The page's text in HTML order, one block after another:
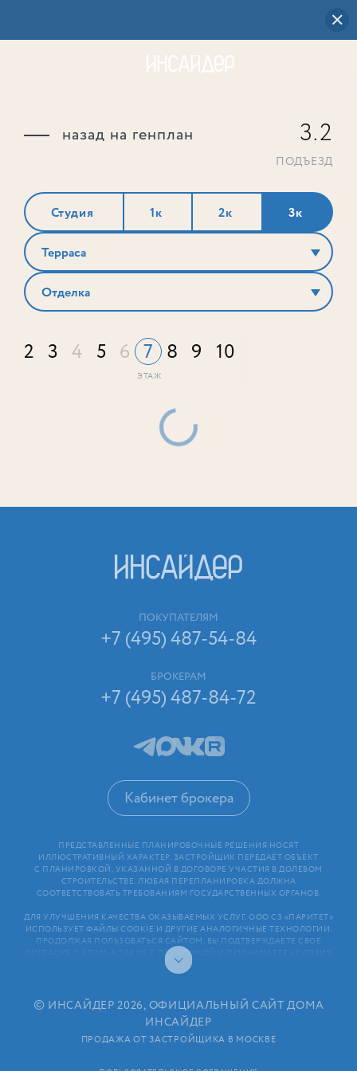
назад на генплан 3.2
ПОДЪЕЗД
Студия 1к 2к 3к
Терраса
Отделка
2 3 4 5 6 7 8 9 10
ПОКУПАТЕЛЯМ
+7 (495) 487-54-84
БРОКЕРАМ
+7 (495) 487-84-72
Кабинет брокера
ПРЕДСТАВЛЕННЫЕ ПЛАНИРОВОЧНЫЕ РЕШЕНИЯ НОСЯТ
ИЛЛЮСТРАТИВНЫЙ ХАРАКТЕР. ЗАСТРОЙЩИК ПЕРЕДАЁТ ОБЪЕКТ
С ПЛАНИРОВКОЙ, УКАЗАННОЙ В ДОГОВОРЕ УЧАСТИЯ В ДОЛЕВОМ
СТРОИТЕЛЬСТВЕ. ЛЮБАЯ ПЕРЕПЛАНИРОВКА ДОЛЖНА
СООТВЕТСТВОВАТЬ ТРЕБОВАНИЯМ ГОСУДАРСТВЕННЫХ ОРГАНОВ.
ДЛЯ УЛУЧШЕНИЯ КАЧЕСТВА ОКАЗЫВАЕМЫХ УСЛУГ, ООО СЗ «ПАРИТЕТ»
ИСПОЛЬЗУЕТ ФАЙЛЫ COOKIE И ДРУГИЕ АНАЛОГИЧНЫЕ ТЕХНОЛОГИИ.
ПРОДОЛЖАЯ ПОЛЬЗОВАТЬСЯ САЙТОМ, ВЫ ПОДТВЕРЖДАЕТЕ СВОЕ
СОГЛАСИЕ С ЭТИМ, А ТАКЖЕ С ПОЛИТИКОЙ И ПРИНИМАЕТЕ УСЛОВИЯ
ПОЛЬЗОВАТЕЛЬСКОГО СОГЛАШЕНИЯ. ЛЮБАЯ ИНФОРМАЦИЯ,
ПРЕДСТАВЛЕННАЯ НА САЙТЕ, НОСИТ ИНФОРМАЦИОННЫЙ ХАРАКТЕР
ЗАСТРОЙЩИКОМ (В ТОМ ЧИСЛЕ РАЗМЕЩЕНИЕ ПРОЕКТНЫХ
ДЕКЛАРАЦИЙ И ИНЫХ ОБЯЗАТЕЛЬНЫХ ДОКУМЕНТОВ)
В СООТВЕТСТВИИ СО СТАТЬЕЙ 3.1. ФЕДЕРАЛЬНОГО ЗАКОНА
ОТ 30.12.2004 N 214⁠-⁠ФЗ «ОБ УЧАСТИИ В ДОЛЕВОМ СТРОИТЕЛЬСТВЕ
© ИНСАЙДЕР 2026, ОФИЦИАЛЬНЫЙ САЙТ ДОМА
ИНСАЙДЕР
ПРОДАЖА ОТ ЗАСТРОЙЩИКА В МОСКВЕ